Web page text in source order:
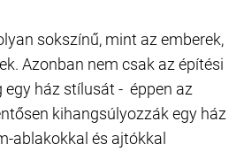
sokszínű, mint az emberek,
Azonban nem csak az építési
ház stílusát - éppen az
kihangsúlyozzák egy ház
ablakokkal és ajtókkal